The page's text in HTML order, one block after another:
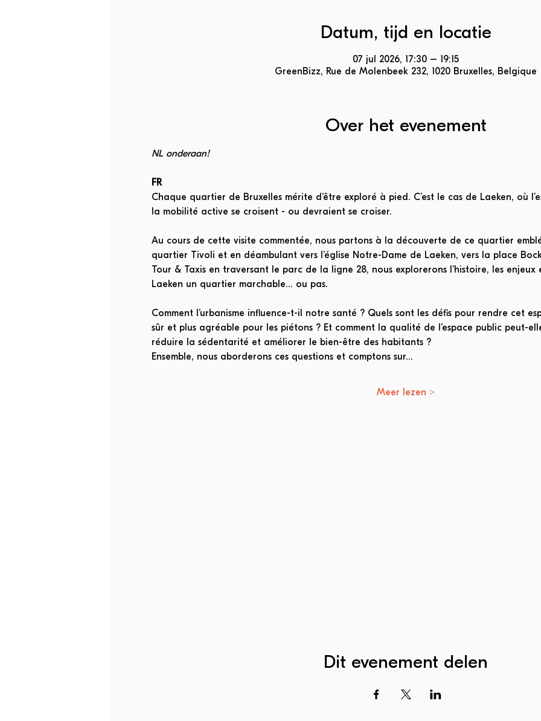
Datum, tijd en locatie
07 jul 2026, 17:30 – 19:15
GreenBizz, Rue de Molenbeek 232, 1020 Bruxelles, Belgique
Over het evenement
NL onderaan!
FR
Chaque quartier de Bruxelles mérite d’être exploré à pied. C’est le cas de Laeken, où
la mobilité active se croisent - ou devraient se croiser.
Au cours de cette visite commentée, nous partons à la découverte de ce quartier
quartier Tivoli et en déambulant vers l’église Notre-Dame de Laeken, vers la place
Tour & Taxis en traversant le parc de la ligne 28, nous explorerons l’histoire, les
Laeken un quartier marchable… ou pas.
Comment l’urbanisme influence-t-il notre santé ? Quels sont les défis pour rendre cet
sûr et plus agréable pour les piétons ? Et comment la qualité de l’espace public peut-
réduire la sédentarité et améliorer le bien-être des habitants ?
Ensemble, nous aborderons ces questions et comptons sur…
Meer lezen >
Dit evenement delen